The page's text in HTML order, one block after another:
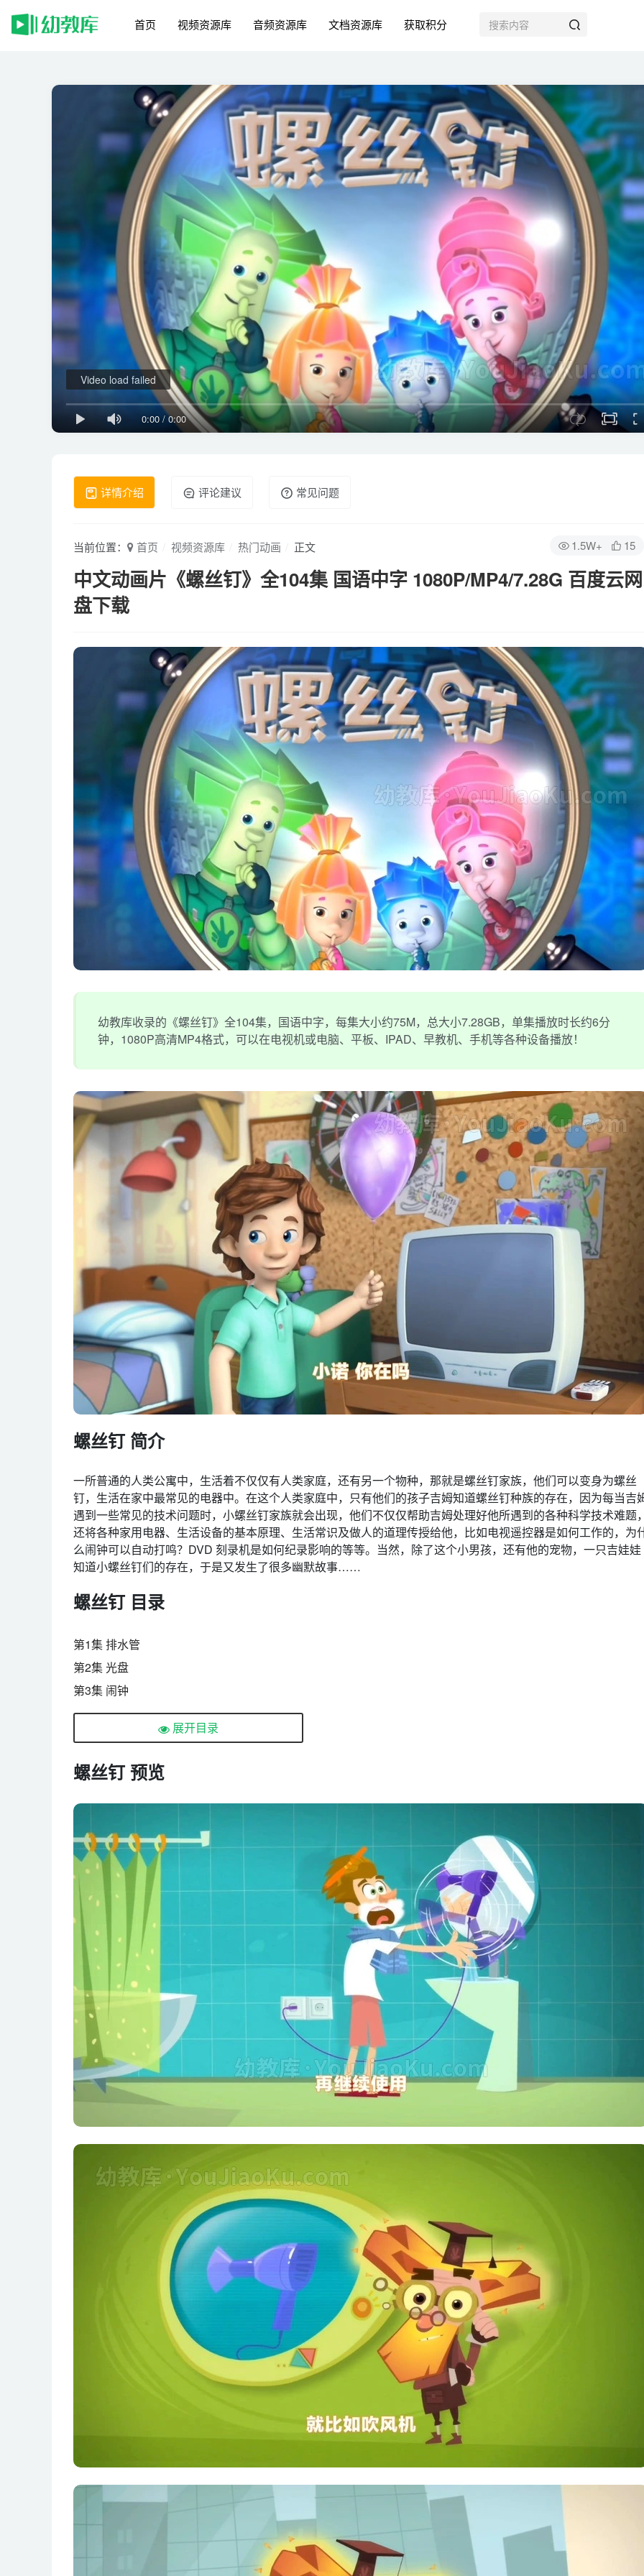
首页 视频资源库 音频资源库 文档资源库 获取积分
0:00/0:00
Video load failed
详情介绍 评论建议 常见问题
1.5W+ 15
当前位置： 首页 视频资源库 热门动画 正文
中文动画片《螺丝钉》全104集 国语中字 1080P/MP4/7.28G 百度云网
盘下载
幼教库收录的《螺丝钉》全104集，国语中字，每集大小约75M，总大小7.28GB，单集播放时长约6分
钟，1080P高清MP4格式，可以在电视机或电脑、平板、IPAD、早教机、手机等各种设备播放！
螺丝钉 简介
一所普通的人类公寓中，生活着不仅仅有人类家庭，还有另一个物种，那就是螺丝钉家族，他们可以变身为螺丝
钉，生活在家中最常见的电器中。在这个人类家庭中，只有他们的孩子吉姆知道螺丝钉种族的存在，因为每当吉
遇到一些常见的技术问题时，小螺丝钉家族就会出现，他们不仅仅帮助吉姆处理好他所遇到的各种科学技术难题，
还将各种家用电器、生活设备的基本原理、生活常识及做人的道理传授给他，比如电视遥控器是如何工作的，为
么闹钟可以自动打鸣？DVD 刻录机是如何纪录影响的等等。当然，除了这个小男孩，还有他的宠物，一只吉娃娃
知道小螺丝钉们的存在，于是又发生了很多幽默故事……
螺丝钉 目录
第1集 排水管
第2集 光盘
第3集 闹钟
第4集 吸尘器
第6集 密码锁
第7集 冰箱
第8集 短信
第9集 热气球
第10集 电水壶
第11集 电动牙刷
第12集 微波炉
第13集 铁路
第14集 螺丝钉
第15集 小零件
第16集 水族箱
第17集 手机
第18集 订书器
第19集 键盘
第20集 圆珠笔
第21集 家用灯串
第22集 手电筒
第23集 机器人
第24集 洗衣机
第37集 小夜灯
第38集 拉链
展开目录
螺丝钉 预览